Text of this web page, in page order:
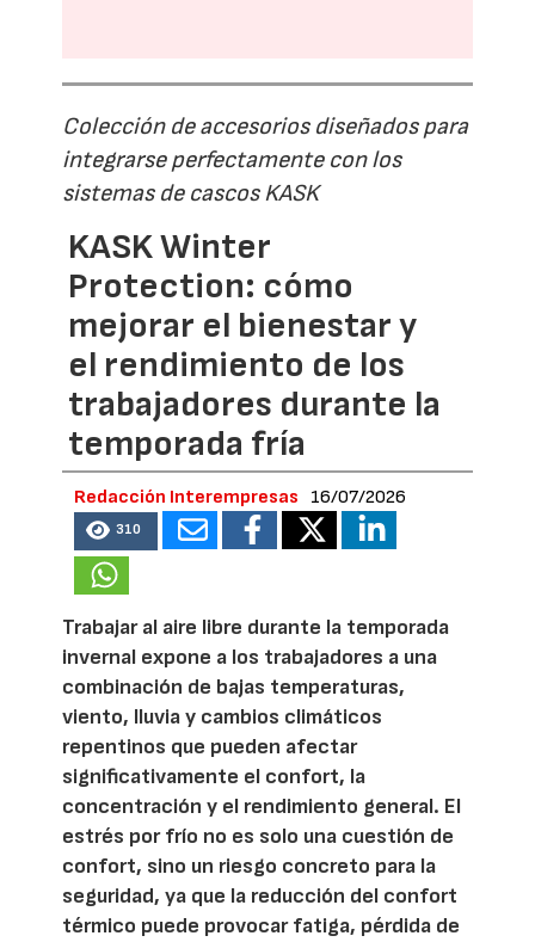
Colección de accesorios diseñados para
integrarse perfectamente con los
sistemas de cascos KASK
KASK Winter
Protection: cómo
mejorar el bienestar y
el rendimiento de los
trabajadores durante la
temporada fría
Redacción Interempresas 16/07/2026
310
Trabajar al aire libre durante la temporada
invernal expone a los trabajadores a una
combinación de bajas temperaturas,
viento, lluvia y cambios climáticos
repentinos que pueden afectar
significativamente el confort, la
concentración y el rendimiento general. El
estrés por frío no es solo una cuestión de
confort, sino un riesgo concreto para la
seguridad, ya que la reducción del confort
térmico puede provocar fatiga, pérdida de